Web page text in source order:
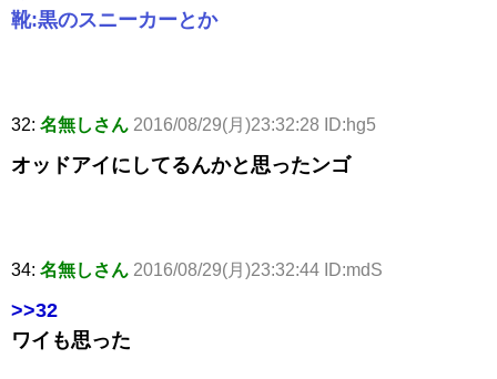
靴:黒のスニーカーとか
32: 名無しさん 2016/08/29(月)23:32:28 ID:hg5
オッドアイにしてるんかと思ったンゴ
34: 名無しさん 2016/08/29(月)23:32:44 ID:mdS
>>32
ワイも思った